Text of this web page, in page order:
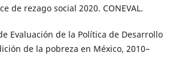
de rezago social 2020. CONEVAL.
Evaluación de la Política de Desarrollo
de la pobreza en México, 2010–